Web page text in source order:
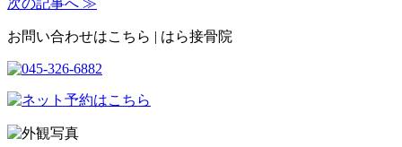
お問い合わせはこちら | はら接骨院